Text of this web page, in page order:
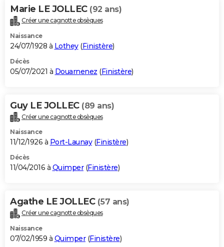
Marie LE JOLLEC (92 ans)
Créer une cagnotte obsèques
Naissance
24/07/1928 à Lothey(Finistère)
Décès
05/07/2021 à Douarnenez (Finistère)
Guy LE JOLLEC (89 ans)
Créer une cagnotte obsèques
Naissance
11/12/1926 à Port-Launay(Finistère)
Décès
11/04/2016 à Quimper(Finistère)
Agathe LE JOLLEC (57 ans)
Créer une cagnotte obsèques
Naissance
07/02/1959 à Quimper(Finistère)